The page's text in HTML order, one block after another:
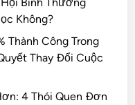
Không?
Thành Công Trong
Thay Đổi Cuộc
4 Thói Quen Đơn